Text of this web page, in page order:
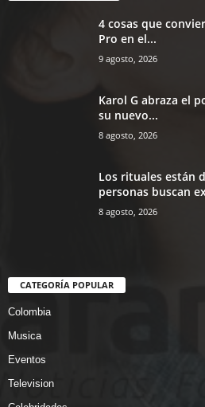
4 cosas que
Pro en el...
9 agosto, 2026
Karol G abraza el
su nuevo...
8 agosto, 2026
Los rituales están
personas buscan
8 agosto, 2026
CATEGORÍA POPULAR
Colombia
Musica
Eventos
Television